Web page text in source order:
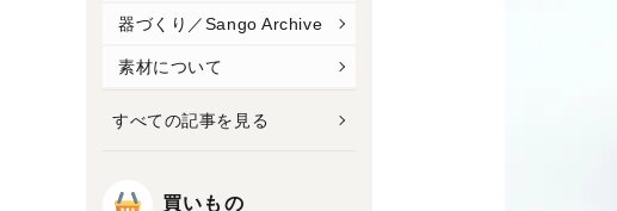
器づくり／Sango Archive
素材について
すべての記事を見る
買いもの